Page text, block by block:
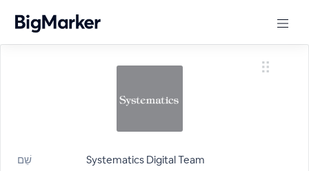
שֵׁם Systematics Digital Team